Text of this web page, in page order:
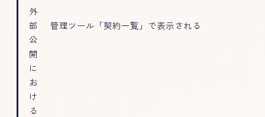
外
部
公
開
に
お
け
る
管理ツール「契約一覧」で表示される